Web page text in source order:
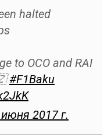
halted
to OCO and RAI
#F1Baku
2017 г.